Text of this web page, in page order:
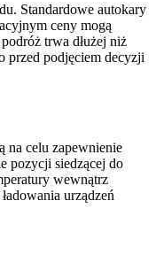
Standardowe autokary
ceny mogą
trwa dłużej niż
przed podjęciem decyzji
na celu zapewnienie
pozycji siedzącej do
wewnątrz
urządzeń